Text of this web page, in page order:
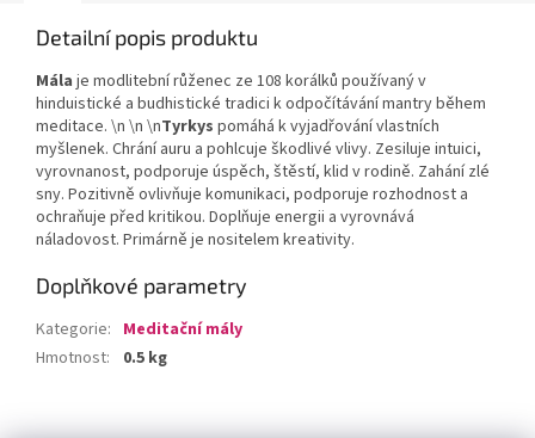
Detailní popis produktu
Mála je modlitební růženec ze 108 korálků používaný v
hinduistické a budhistické tradici k odpočítávání mantry během
meditace. \n \n \nTyrkys pomáhá k vyjadřování vlastních
myšlenek. Chrání auru a pohlcuje škodlivé vlivy. Zesiluje intuici,
vyrovnanost, podporuje úspěch, štěstí, klid v rodině. Zahání zlé
sny. Pozitivně ovlivňuje komunikaci, podporuje rozhodnost a
ochraňuje před kritikou. Doplňuje energii a vyrovnává
náladovost. Primárně je nositelem kreativity.
Doplňkové parametry
Kategorie: Meditační mály
Hmotnost: 0.5 kg